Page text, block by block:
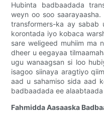
Hubinta badbaadada
weyn oo soo
transformers-ka ay sabab
korontada iyo kobaca
sare weligeed muhiim ma
dheer u eegayaa
ugu wanaagsan si loo
isagoo siinaya aragtiyo
aad u sahamiso sida aad
badbaadada ee
Fahmidda Aasaaska